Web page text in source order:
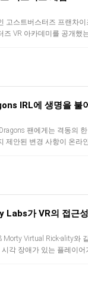
고스트버스터즈 프랜차
즈 VR 아카데미를 공개했
IRL에 생명을 불
팬에게는 격동의
제안된 변경 사항이 온라
Labs가 VR의 접근
Morty Virtual Rick-ality와
각 장애가 있는 플레이